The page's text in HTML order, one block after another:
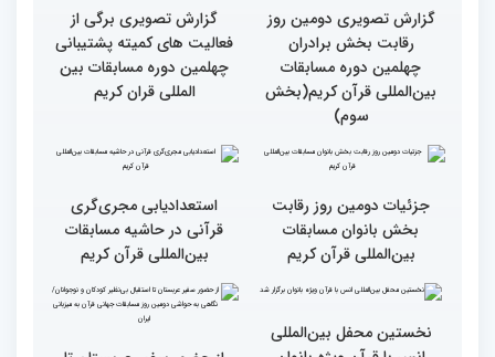
کشورهای زیادی رفته‌ام اما
حضور در ایران آرزویم بود
رقابت بخش برادران
چهلمین دوره مسابقات
بین‌المللی قرآن کریم(بخش
چهارم)
رقابت بخش برادران
چهلمین دوره مسابقات
بین‌المللی قرآن کریم(بخش
سوم)
فعالیت های کمیته پشتیبانی
چهلمین دوره مسابقات بین
المللی قران کریم